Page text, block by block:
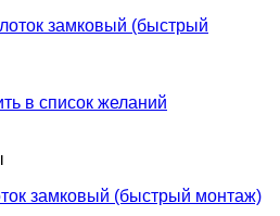
в список желаний
замковый (быстрый монтаж)